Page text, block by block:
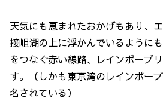
天気にも恵まれたおかげもあり、
接岨湖の上に浮かんでいるように
をつなぐ赤い線路、レインボーブ
す。（しかも東京湾のレインボー
名されている）